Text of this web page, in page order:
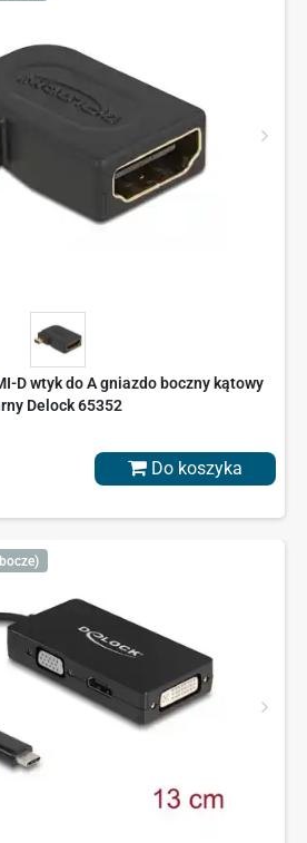
D wtyk do A gniazdo boczny kątowy
Delock 65352
Do koszyka